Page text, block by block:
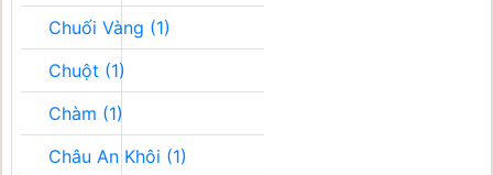
Chuối Vàng (1)
Chuột (1)
Chàm (1)
Châu An Khôi (1)